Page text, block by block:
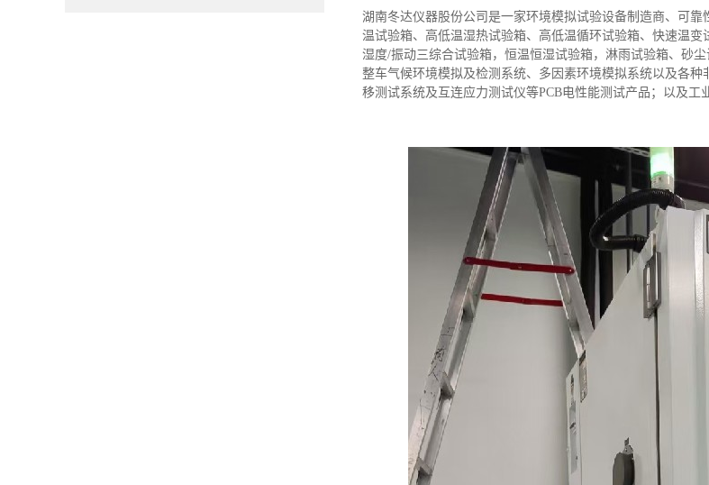
湖南冬达仪器股份公司是一家环境模拟试验设备制造商、可
温试验箱、高低温湿热试验箱、高低温循环试验箱、快速温
湿度/振动三综合试验箱，恒温恒湿试验箱，淋雨试验箱、砂
整车气候环境模拟及检测系统、多因素环境模拟系统以及各
移测试系统及互连应力测试仪等PCB电性能测试产品；以及工